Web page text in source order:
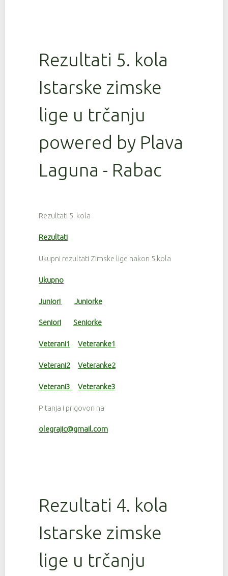
Rezultati 5. kola
Istarske zimske
lige u trčanju
powered by Plava
Laguna - Rabac
Rezultati 5. kola
Rezultati
Ukupni rezultati Zimske lige nakon 5 kola
Ukupno
Juniori Juniorke
Seniori Seniorke
Veterani1 Veteranke1
Veterani2 Veteranke2
Veterani3 Veteranke3
Pitanja i prigovori na
olegrajic@gmail.com
Rezultati 4. kola
Istarske zimske
lige u trčanju